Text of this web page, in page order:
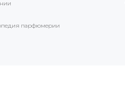
парфюмерии